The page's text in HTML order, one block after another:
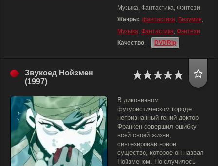
Музыка, Фантастика, Фэнтези
Жанры: фантастика, Безумие,
Музыка, Фантастика, Фэнтези
Качество:
DVDRip
Звукоед Нойзмен
(1997)
В диковинном
футуристическом городе
непризнанный гений доктор
Франкен совершил ошибку
всей своей жизни,
синтезировав новое
существо, которое он назвал
Нойзменом. Но случилось